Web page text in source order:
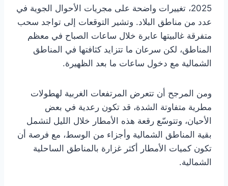
2025، تغييرات واضحة على مجريات الأحوال الجوية في
عدد من مناطق البلاد. وتشير التوقعات إلى تواجد سحب
متفرقة غالبيتها عابرة خلال ساعات الصباح في معظم
المناطق، لكن سرعان ما تتزايد كثافتها في المناطق
الشمالية مع دخول ساعات ما بعد الظهيرة.
ومن المرجح أن تتعرض المرتفعات الغربية لهطولات
مطرية متفاوتة الشدة، قد تكون رعدية في بعض
الأحيان، وتتوسّع رقعة هذه الأمطار خلال الليل لتشمل
بقية المناطق الشمالية وأجزاء من الوسط، مع فرصة أن
تكون كميات الأمطار أكثر غزارة بالمناطق الساحلية
الشمالية.